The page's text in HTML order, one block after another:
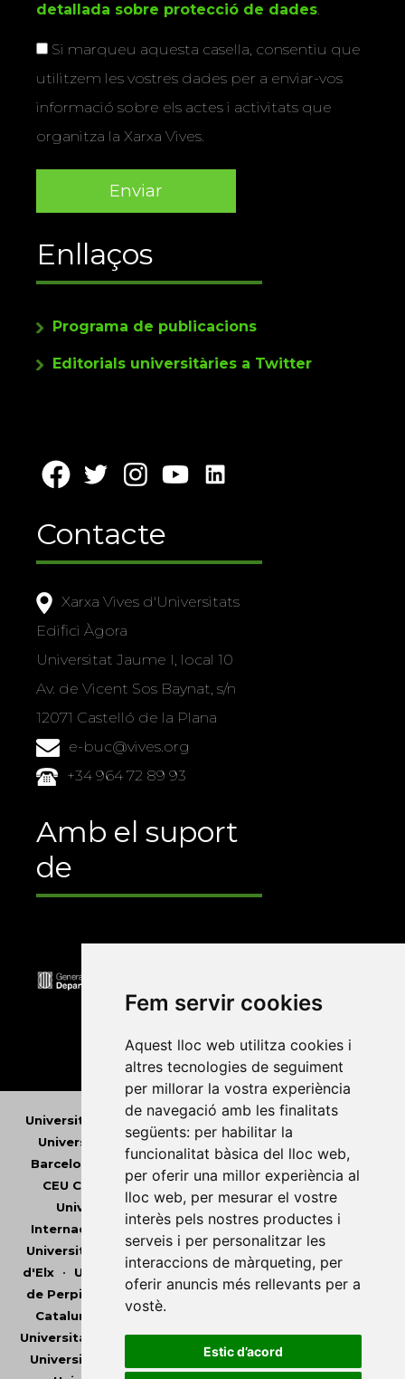
Fem servir cookies
Aquest lloc web utilitza cookies i
altres tecnologies de seguiment
per millorar la vostra experiència
de navegació amb les finalitats
següents: per habilitar la
funcionalitat bàsica del lloc web,
per oferir una millor experiència al
lloc web, per mesurar el vostre
interès pels nostres productes i
serveis i per personalitzar les
interaccions de màrqueting, per
oferir anuncis més rellevants per a
vostè.
Estic d’acord
detallada sobre protecció de dades.
Si marqueu aquesta casella, consentiu que
utilitzem les vostres dades per a enviar-vos
informació sobre els actes i activitats que
organitza la Xarxa Vives.
Enllaços
Programa de publicacions
Editorials universitàries a Twitter
Contacte
Xarxa Vives d'Universitats
Edifici Àgora
Universitat Jaume I, local 10
Av. de Vicent Sos Baynat, s/n
12071 Castelló de la Plana
e-buc@vives.org
+34 964 72 89 93
Amb el suport
de
Universitat Abat Oliba CEU•Universitat d'Alacant
Universitat d'Andorra•Universitat Autònoma de
Barcelona
Universitat de Barcelona•Universitat
CEU Cardenal Herrera•Universitat de Girona •
Universitat de les Illes Balears•
Universitat
Internacional de Catalunya•Universitat Jaume I
Universitat de Lleida• Universitat Miguel Hernández
d'Elx• Universitat Oberta de Catalunya•Universitat
de Perpinyà Via Domitia•Universitat Politècnica de
Catalunya
Universitat Politècnica de València
Universitat Pompeu Fabra•Universitat Ramon Llull
Universitat Rovira i Virgili
•Universitat de Sàsser